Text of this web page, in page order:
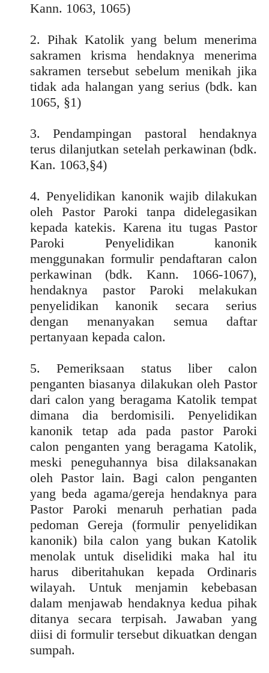
Kann. 1063, 1065)
2. Pihak Katolik yang belum menerima
sakramen krisma hendaknya menerima
sakramen tersebut sebelum menikah jika
tidak ada halangan yang serius (bdk. kan
1065, §1)
3. Pendampingan pastoral hendaknya
terus dilanjutkan setelah perkawinan (bdk.
Kan. 1063,§4)
4. Penyelidikan kanonik wajib dilakukan
oleh Pastor Paroki tanpa didelegasikan
kepada katekis. Karena itu tugas Pastor
Paroki Penyelidikan kanonik
menggunakan formulir pendaftaran calon
perkawinan (bdk. Kann. 1066-1067),
hendaknya pastor Paroki melakukan
penyelidikan kanonik secara serius
dengan menanyakan semua daftar
pertanyaan kepada calon.
5. Pemeriksaan status liber calon
penganten biasanya dilakukan oleh Pastor
dari calon yang beragama Katolik tempat
dimana dia berdomisili. Penyelidikan
kanonik tetap ada pada pastor Paroki
calon penganten yang beragama Katolik,
meski peneguhannya bisa dilaksanakan
oleh Pastor lain. Bagi calon penganten
yang beda agama/gereja hendaknya para
Pastor Paroki menaruh perhatian pada
pedoman Gereja (formulir penyelidikan
kanonik) bila calon yang bukan Katolik
menolak untuk diselidiki maka hal itu
harus diberitahukan kepada Ordinaris
wilayah. Untuk menjamin kebebasan
dalam menjawab hendaknya kedua pihak
ditanya secara terpisah. Jawaban yang
diisi di formulir tersebut dikuatkan dengan
sumpah.